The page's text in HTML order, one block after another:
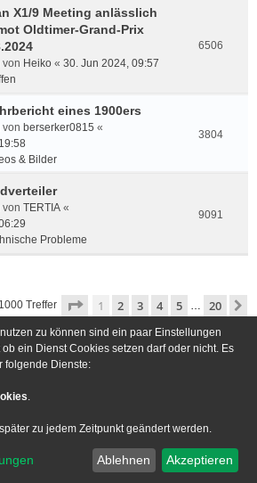
X1/9 Meeting anlässlich
Oldtimer-Grand-Prix
von Heiko « 30. Jun 2024, 09:57
6506
eines 1900ers
von berserker0815 «
& Bilder
3804
von TERTIA «
Probleme
9091
Treffer Seite 1von 20
1 2 3 4 5 … 20
Gehe zu
Software © phpBB Limited
byINVENTEA
nextgen
zu können sind ein paar Einstellungen
ein Dienst Cookies setzen darf oder nicht. Es
folgende Dienste:
.
zu jedem Zeitpunkt geändert werden.
Ablehnen Akzeptieren